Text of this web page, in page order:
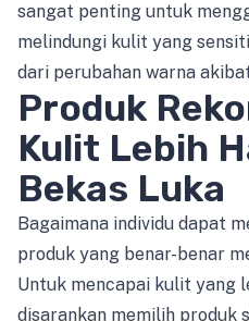
sangat penting untuk
melindungi kulit yang
dari perubahan warna
Produk
Kulit Lebih
Bekas Luka
Bagaimana individu dapat
produk yang benar-benar
Untuk mencapai kulit yang
disarankan memilih produk